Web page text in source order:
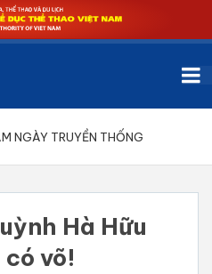
NGÀY TRUYỀN THỐNG
Hà Hữu
võ!